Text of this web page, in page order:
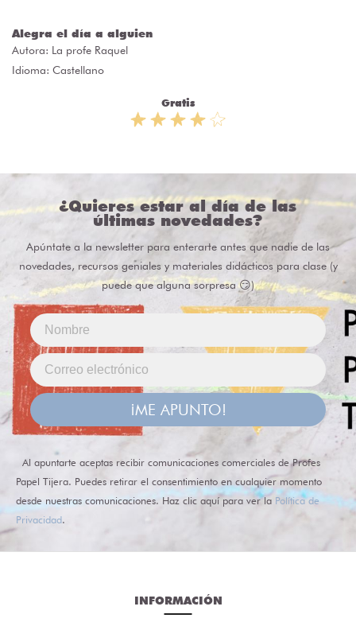
Alegra el día a alguien
Autora: La profe Raquel
Idioma: Castellano
Gratis
¿Quieres estar al día de las
últimas novedades?
Apúntate a la newsletter para enterarte antes que nadie de las
novedades, recursos geniales y materiales didácticos para clase (y
puede que alguna sorpresa 😏)
¡ME APUNTO!
Al apuntarte aceptas recibir comunicaciones comerciales de Profes
Papel Tijera. Puedes retirar el consentimiento en cualquier momento
desde nuestras comunicaciones. Haz clic aquí para ver la Política de
Privacidad.
INFORMACIÓN